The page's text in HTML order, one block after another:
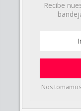
Recibe
Nos